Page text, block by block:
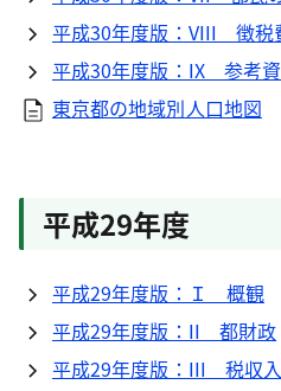
平成30年度版：VIII 徴税
平成30年度版：IX 参考
東京都の地域別人口地図
平成29年度
平成29年度版：Ｉ 概観
平成29年度版：II 都財政
平成29年度版：III 税収入